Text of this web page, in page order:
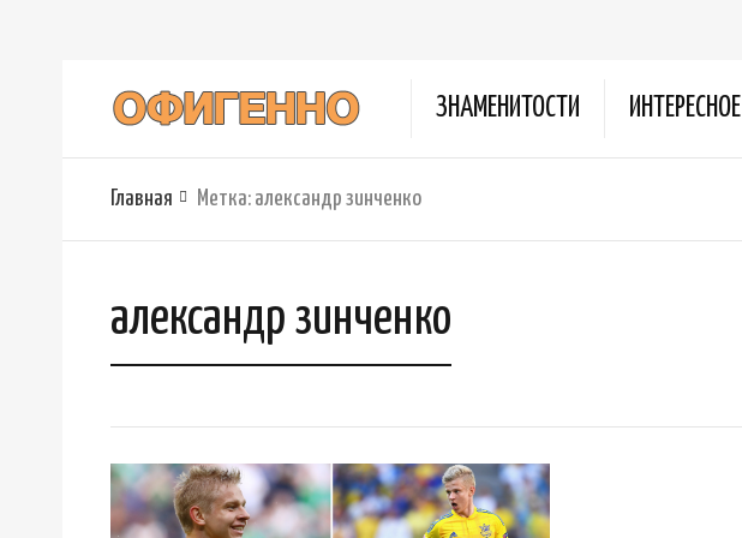
ЗНАМЕНИТОСТИ ИНТЕРЕСНОЕ
Главная Метка: александр зинченко
александр зинченко